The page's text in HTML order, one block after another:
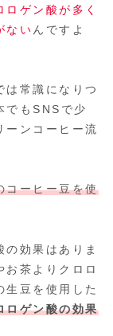
ロゲン酸が多く
ない んですよ
は常識になりつ
でもSNSで少
ーンコーヒー流
コーヒー豆を使
効果はありま
茶よりクロロ
豆を使用した
ロゲン酸の効果